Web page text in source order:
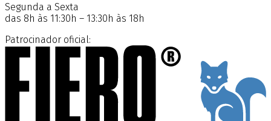
Segunda a Sexta
das 8h às 11:30h – 13:30h às 18h
Patrocinador oficial: